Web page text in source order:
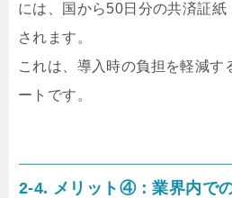
には、国から50日分の共済証
されます。
これは、導入時の負担を軽減す
ートです。
2-4. メリット④：業界内で